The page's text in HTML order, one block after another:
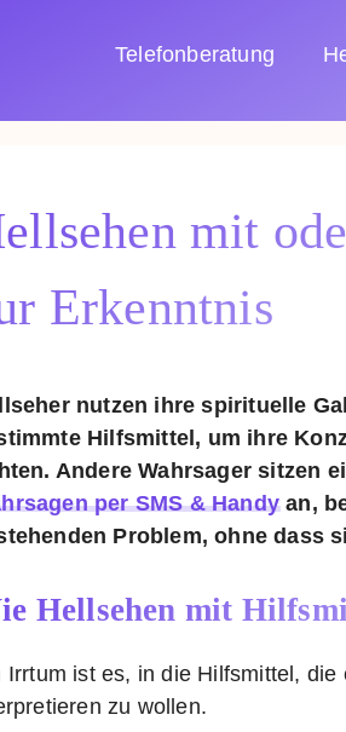
Telefonberatung
mit
Erkenntnis
nutzen ihre spirituelle
Hilfsmittel, um ihre
Andere Wahrsager sitzen
per SMS & Handyan,
Problem, ohne dass
Hellsehen mit
Irrtum ist es, in die Hilfsmittel,
zu wollen.